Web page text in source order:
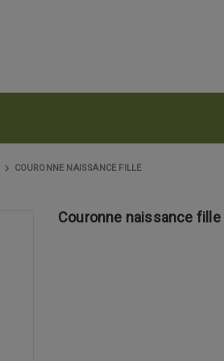
COURONNE NAISSANCE FILLE
Couronne naissance fille